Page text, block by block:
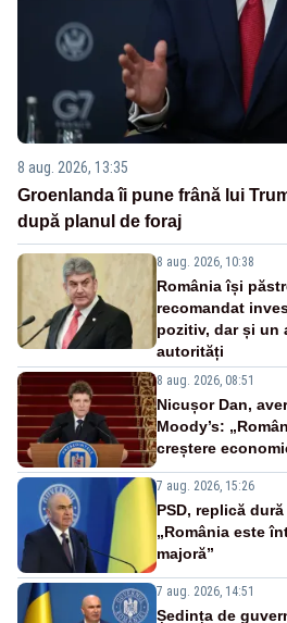
8 aug. 2026, 13:35
Groenlanda îi pune frână lui
după planul de foraj
8 aug. 2026, 10:38
România își
recomandat
pozitiv, dar și un
autorități
8 aug. 2026, 08:51
Nicușor Dan,
Moody’s:
creștere
7 aug. 2026, 15:26
PSD, replică
„România este
majoră”
7 aug. 2026, 14:51
Ședința de